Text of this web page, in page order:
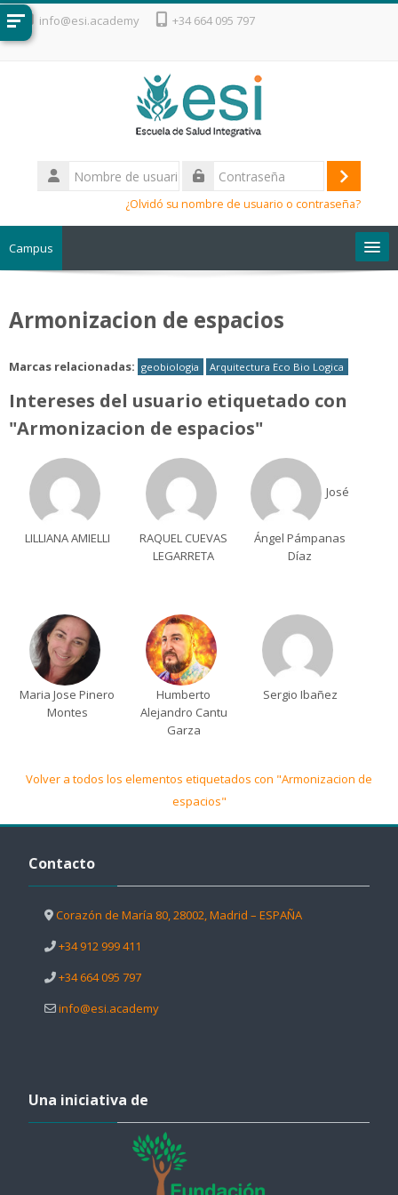
Salta al contenido principal
info@esi.academy +34 664 095 797
Nombre
de
Acceder
¿Olvidó su nombre de usuario o contraseña?
Campus
Armonizacion de espacios
Marcas relacionadas: geobiologia Arquitectura Eco Bio Logica
Intereses del usuario etiquetado con
"Armonizacion de espacios"
LILLIANA AMIELLI
RAQUEL CUEVAS
LEGARRETA
José
Ángel Pámpanas
Díaz
Maria Jose Pinero
Montes
Humberto
Alejandro Cantu
Garza
Sergio Ibañez
Volver a todos los elementos etiquetados con "Armonizacion de
espacios"
Contacto
Corazón de María 80, 28002, Madrid – ESPAÑA
+34 912 999 411
+34 664 095 797
info@esi.academy
Una iniciativa de